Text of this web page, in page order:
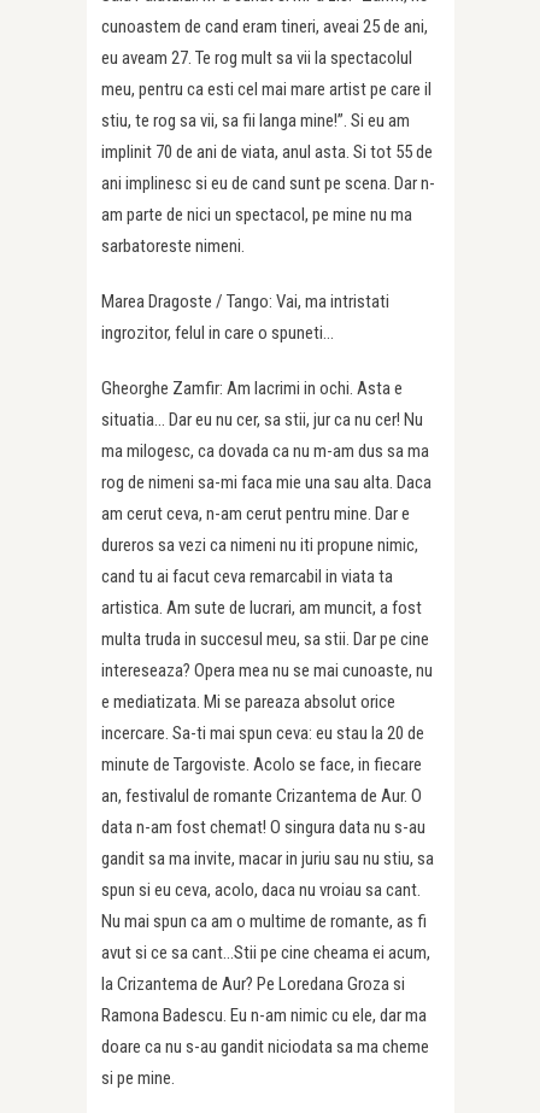
cunoastem de cand eram tineri, aveai 25 de ani,
eu aveam 27. Te rog mult sa vii la spectacolul
meu, pentru ca esti cel mai mare artist pe care il
stiu, te rog sa vii, sa fii langa mine!”. Si eu am
implinit 70 de ani de viata, anul asta. Si tot 55 de
ani implinesc si eu de cand sunt pe scena. Dar n-
am parte de nici un spectacol, pe mine nu ma
sarbatoreste nimeni.
Marea Dragoste / Tango: Vai, ma intristati
ingrozitor, felul in care o spuneti…
Gheorghe Zamfir: Am lacrimi in ochi. Asta e
situatia… Dar eu nu cer, sa stii, jur ca nu cer! Nu
ma milogesc, ca dovada ca nu m-am dus sa ma
rog de nimeni sa-mi faca mie una sau alta. Daca
am cerut ceva, n-am cerut pentru mine. Dar e
dureros sa vezi ca nimeni nu iti propune nimic,
cand tu ai facut ceva remarcabil in viata ta
artistica. Am sute de lucrari, am muncit, a fost
multa truda in succesul meu, sa stii. Dar pe cine
intereseaza? Opera mea nu se mai cunoaste, nu
e mediatizata. Mi se pareaza absolut orice
incercare. Sa-ti mai spun ceva: eu stau la 20 de
minute de Targoviste. Acolo se face, in fiecare
an, festivalul de romante Crizantema de Aur. O
data n-am fost chemat! O singura data nu s-au
gandit sa ma invite, macar in juriu sau nu stiu, sa
spun si eu ceva, acolo, daca nu vroiau sa cant.
Nu mai spun ca am o multime de romante, as fi
avut si ce sa cant…Stii pe cine cheama ei acum,
la Crizantema de Aur? Pe Loredana Groza si
Ramona Badescu. Eu n-am nimic cu ele, dar ma
doare ca nu s-au gandit niciodata sa ma cheme
si pe mine.